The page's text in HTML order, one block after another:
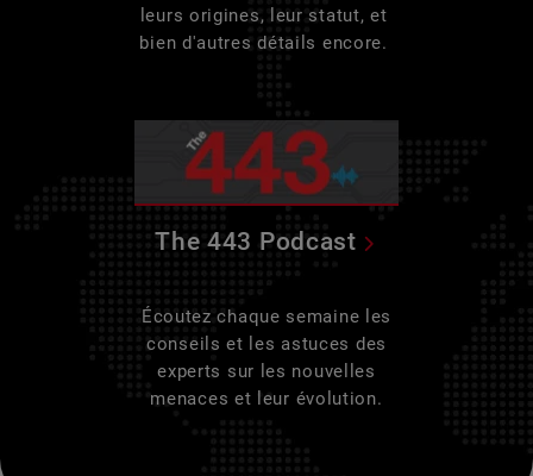
leurs origines, leur statut, et
bien d'autres détails encore.
The 443 Podcast
Écoutez chaque semaine les
conseils et les astuces des
experts sur les nouvelles
menaces et leur évolution.